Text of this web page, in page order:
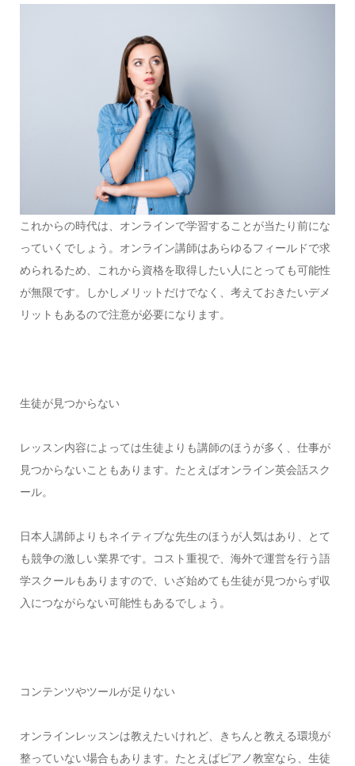
これからの時代は、オンラインで学習することが当たり前にな
っていくでしょう。オンライン講師はあらゆるフィールドで求
められるため、これから資格を取得したい人にとっても可能性
が無限です。しかしメリットだけでなく、考えておきたいデメ
リットもあるので注意が必要になります。
生徒が見つからない
レッスン内容によっては生徒よりも講師のほうが多く、仕事が
見つからないこともあります。たとえばオンライン英会話スク
ール。
日本人講師よりもネイティブな先生のほうが人気はあり、とて
も競争の激しい業界です。コスト重視で、海外で運営を行う語
学スクールもありますので、いざ始めても生徒が見つからず収
入につながらない可能性もあるでしょう。
コンテンツやツールが足りない
オンラインレッスンは教えたいけれど、きちんと教える環境が
整っていない場合もあります。たとえばピアノ教室なら、生徒